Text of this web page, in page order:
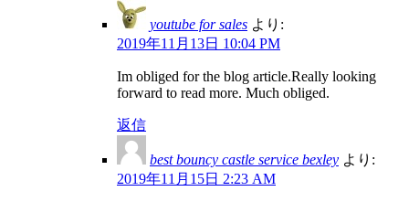
youtube for sales より:
2019年11月13日 10:04 PM
Im obliged for the blog article.Really looking
forward to read more. Much obliged.
返信
best bouncy castle service bexley より:
2019年11月15日 2:23 AM